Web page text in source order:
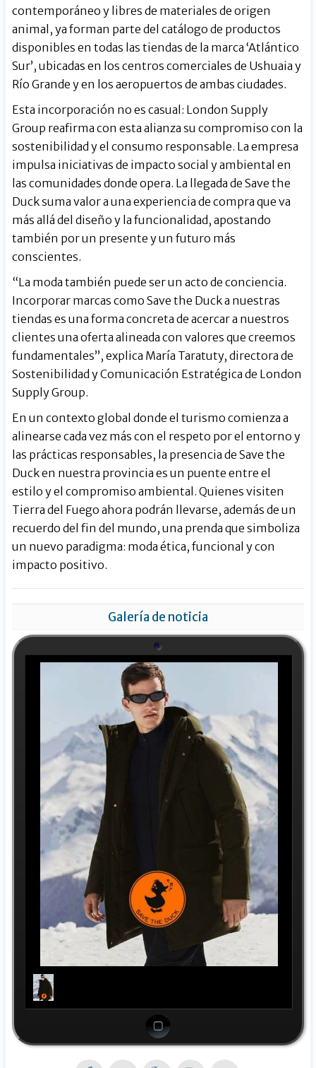
contemporáneo y libres de materiales de origen
animal, ya forman parte del catálogo de productos
disponibles en todas las tiendas de la marca ‘Atlántico
Sur’, ubicadas en los centros comerciales de Ushuaia y
Río Grande y en los aeropuertos de ambas ciudades.
Esta incorporación no es casual: London Supply
Group reafirma con esta alianza su compromiso con la
sostenibilidad y el consumo responsable. La empresa
impulsa iniciativas de impacto social y ambiental en
las comunidades donde opera. La llegada de Save the
Duck suma valor a una experiencia de compra que va
más allá del diseño y la funcionalidad, apostando
también por un presente y un futuro más
conscientes.
“La moda también puede ser un acto de conciencia.
Incorporar marcas como Save the Duck a nuestras
tiendas es una forma concreta de acercar a nuestros
clientes una oferta alineada con valores que creemos
fundamentales”, explica María Taratuty, directora de
Sostenibilidad y Comunicación Estratégica de London
Supply Group.
En un contexto global donde el turismo comienza a
alinearse cada vez más con el respeto por el entorno y
las prácticas responsables, la presencia de Save the
Duck en nuestra provincia es un puente entre el
estilo y el compromiso ambiental. Quienes visiten
Tierra del Fuego ahora podrán llevarse, además de un
recuerdo del fin del mundo, una prenda que simboliza
un nuevo paradigma: moda ética, funcional y con
impacto positivo.
Galería de noticia